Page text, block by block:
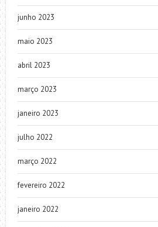
junho 2023
maio 2023
abril 2023
março 2023
janeiro 2023
julho 2022
março 2022
fevereiro 2022
janeiro 2022